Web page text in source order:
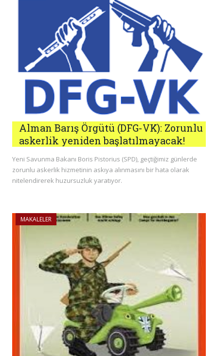
Alman Barış Örgütü (DFG-VK): Zorunlu
askerlik yeniden başlatılmayacak!
Yeni Savunma Bakanı Boris Pistorius (SPD), geçtiğimiz günlerde
zorunlu askerlik hizmetinin askıya alınmasını bir hata olarak
nitelendirerek huzursuzluk yaratıyor.
MAKALELER